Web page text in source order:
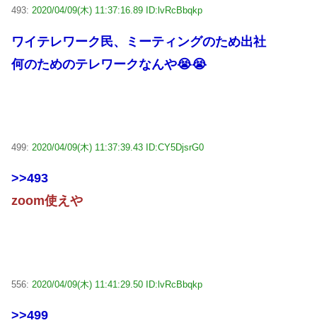
493: 2020/04/09(木) 11:37:16.89 ID:lvRcBbqkp
ワイテレワーク民、ミーティングのため出社
何のためのテレワークなんや😭😭
499: 2020/04/09(木) 11:37:39.43 ID:CY5DjsrG0
>>493
zoom使えや
556: 2020/04/09(木) 11:41:29.50 ID:lvRcBbqkp
>>499